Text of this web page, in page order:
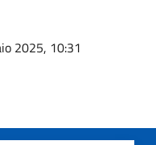
2025, 10:31